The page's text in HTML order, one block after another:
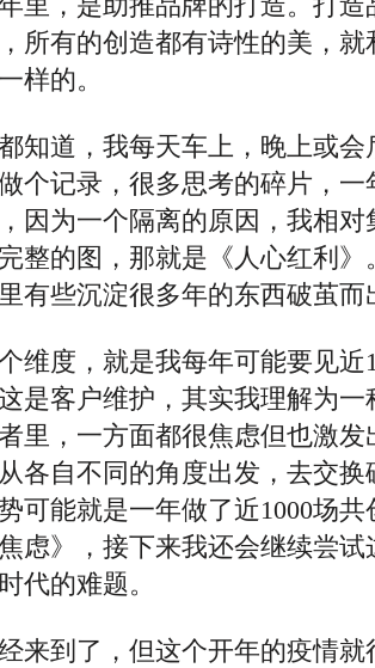
所有的创造都有诗性的美，就
样的。
知道，我每天车上，晚上或会
个记录，很多思考的碎片，一
因为一个隔离的原因，我相
整的图，那就是《人心红利
有些沉淀很多年的东西破茧而
维度，就是我每年可能要见近
是客户维护，其实我理解为
里，一方面都很焦虑但也激发
各自不同的角度出发，去交换
可能就是一年做了近1000场
虑》，接下来我还会继续尝
代的难题。
来到了，但这个开年的疫情